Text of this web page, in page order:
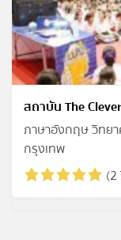
สถาบัน The
ภาษาอังกฤษ วิทย
กรุงเทพ
(2